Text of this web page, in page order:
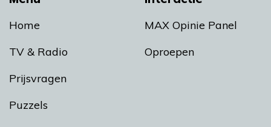
Home
TV & Radio
Prijsvragen
Puzzels
MAX Opinie Panel
Oproepen